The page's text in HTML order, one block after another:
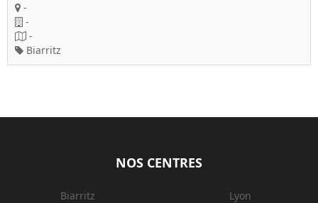
-
-
-
Biarritz
NOS CENTRES
Biarritz
Lyon